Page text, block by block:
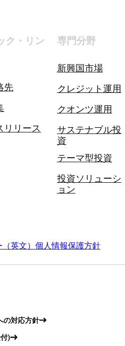
ク・リン
先
リリース
専門分野
新興国市場
クレジット運用
クオンツ運用
サステナブル投
資
テーマ型投資
投資ソリューシ
ョン
英文） 個人情報保護方針
の対応方針
)